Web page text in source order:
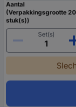
Aantal
(Verpakkingsgrootte
stuk(s))
Set(s)